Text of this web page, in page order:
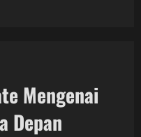
Mengenai
Depan